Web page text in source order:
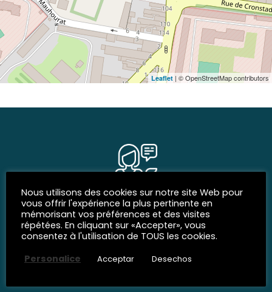
Leaflet | © OpenStreetMap contributors
REDES SOCIALES
Siguenos
Nous utilisons des cookies sur notre site Web pour
vous offrir l'expérience la plus pertinente en
mémorisant vos préférences et des visites
répétées. En cliquant sur «Accepter», vous
consentez à l'utilisation de TOUS les cookies.
Personalice
Acceptar Desechos